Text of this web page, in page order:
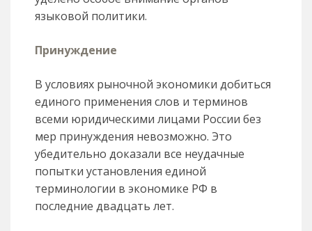
языковой политики.
Принуждение
В условиях рыночной экономики добиться
единого применения слов и терминов
всеми юридическими лицами России без
мер принуждения невозможно. Это
убедительно доказали все неудачные
попытки установления единой
терминологии в экономике РФ в
последние двадцать лет.